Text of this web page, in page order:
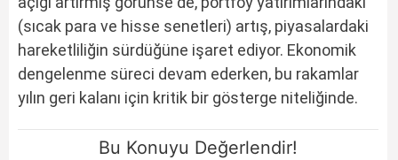
(sıcak para ve hisse senetleri) artış, piyasalardaki
hareketliliğin sürdüğüne işaret ediyor. Ekonomik
dengelenme süreci devam ederken, bu rakamlar
yılın geri kalanı için kritik bir gösterge niteliğinde.
Bu Konuyu Değerlendir!